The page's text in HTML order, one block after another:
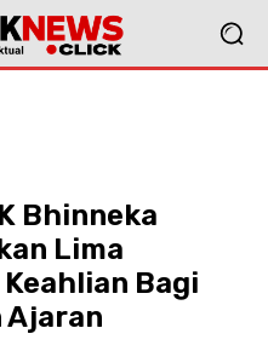
Bhinneka
Lima
Bagi
Ajaran